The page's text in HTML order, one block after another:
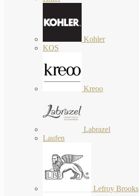
Kohler
KOS
Kreoo
Labrazel
Laufen
Lefroy Brooks